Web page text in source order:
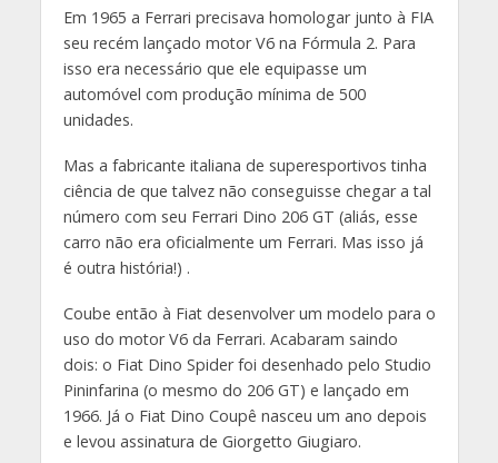
Em 1965 a Ferrari precisava homologar junto à FIA
seu recém lançado motor V6 na Fórmula 2. Para
isso era necessário que ele equipasse um
automóvel com produção mínima de 500
unidades.
Mas a fabricante italiana de superesportivos tinha
ciência de que talvez não conseguisse chegar a tal
número com seu Ferrari Dino 206 GT (aliás, esse
carro não era oficialmente um Ferrari. Mas isso já
é outra história!) .
Coube então à Fiat desenvolver um modelo para o
uso do motor V6 da Ferrari. Acabaram saindo
dois: o Fiat Dino Spider foi desenhado pelo Studio
Pininfarina (o mesmo do 206 GT) e lançado em
1966. Já o Fiat Dino Coupê nasceu um ano depois
e levou assinatura de Giorgetto Giugiaro.